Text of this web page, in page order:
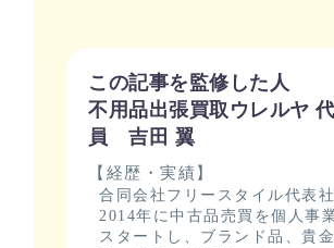
この記事を監修した人
不用品出張買取ウレルヤ
員 吉田 翼
【経歴・実績】
合同会社フリースタイル代表社
2014年に中古品売買を個人事
スタートし、ブランド品、貴